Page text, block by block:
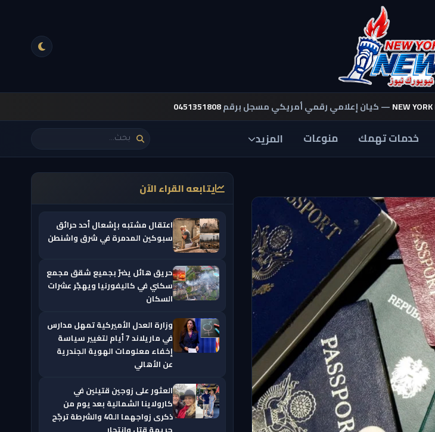
NEW— كيان إعلامي رقمي أمريكي مسجل برقم0451351808
خدمات تهمك منوعات المزيد
يتابعه القراء الآن
اعتقال مشتبه بإشعال أحد حرائق
سبوكين المدمرة في شرق واشنطن
حريق هائل يضرّ بجميع شقق مجمع
سكني في كاليفورنيا ويهجّر عشرات
السكان
وزارة العدل الأميركية تمهل مدارس
في ماريلاند 7 أيام لتغيير سياسة
إخفاء معلومات الهوية الجندرية
عن الأهالي
العثور على زوجين قتيلين في
كارولاينا الشمالية بعد يوم من
ذكرى زواجهما الـ40 والشرطة ترجّح